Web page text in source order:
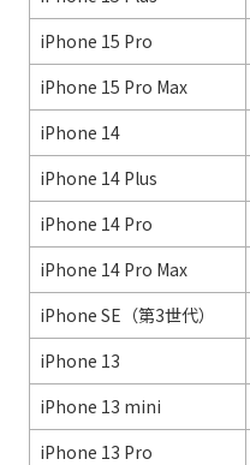
iPhone 15 Pro
iPhone 15 Pro Max
iPhone 14
iPhone 14 Plus
iPhone 14 Pro
iPhone 14 Pro Max
iPhone SE（第3世代）
iPhone 13
iPhone 13 mini
iPhone 13 Pro